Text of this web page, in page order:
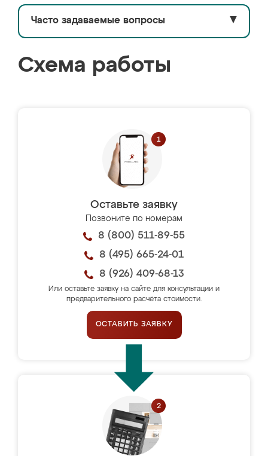
Часто задаваемые вопросы ▼
Схема работы
Оставьте заявку
Позвоните по номерам
8 (800) 511-89-55
8 (495) 665-24-01
8 (926) 409-68-13
Или оставьте заявку на сайте для консультации и
предварительного расчёта стоимости.
ОСТАВИТЬ ЗАЯВКУ